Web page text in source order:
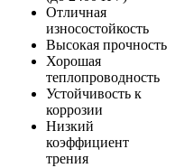
Отличная
износостойкость
Высокая прочность
Хорошая
теплопроводность
Устойчивость к
коррозии
Низкий
коэффициент
трения